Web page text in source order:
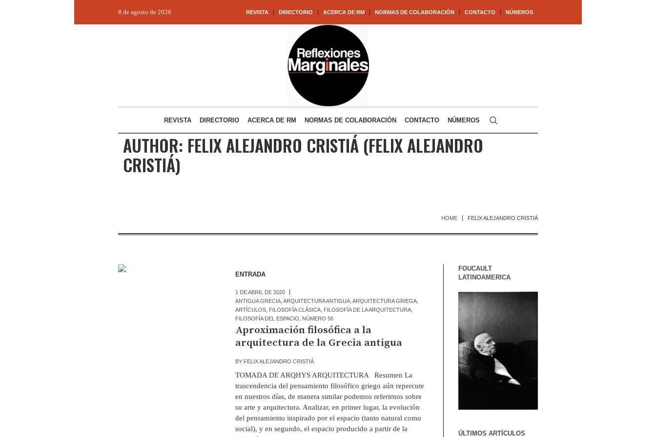
REVISTA DIRECTORIO ACERCA DE RM NORMAS DE COLABORACIÓN CONTACTO NÚMEROS
8 de agosto de 2026
REVISTA DIRECTORIO ACERCA DE RM NORMAS DE COLABORACIÓN CONTACTO NÚMEROS
AUTHOR: FELIX ALEJANDRO CRISTIÁ (FELIX ALEJANDRO
CRISTIÁ)
HOME FELIX ALEJANDRO CRISTIÁ
ENTRADA
1 DE ABRIL DE 2020
ANTIGUA GRECIA, ARQUITECTURA ANTIGUA, ARQUITECTURA GRIEGA,
ARTÍCULOS, FILOSOFÍA CLÁSICA, FILOSOFÍA DE LA ARQUITECTURA,
FILOSOFÍA DEL ESPACIO
NÚMERO 56
Aproximación filosófica a la
arquitectura de la Grecia antigua
BY FELIX ALEJANDRO CRISTIÁ
TOMADA DE ARQHYS ARQUITECTURA Resumen La
trascendencia del pensamiento filosófico griego aún repercute
en nuestros días, de manera similar podemos referirnos sobre
su arte y arquitectura. Analizar, en primer lugar, la evolución
del pensamiento inspirado por el espacio (tanto natural como
social), y en segundo, el espacio producido a partir de la
FOUCAULT
LATINOAMERICA
ÚLTIMOS ARTÍCULOS